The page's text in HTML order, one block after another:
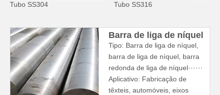
Tubo SS304 Tubo SS316
Barra de liga de níquel
Tipo: Barra de liga de níquel,
barra de liga de níquel, barra
redonda de liga de níquel······
Aplicativo: Fabricação de
têxteis, automóveis, eixos